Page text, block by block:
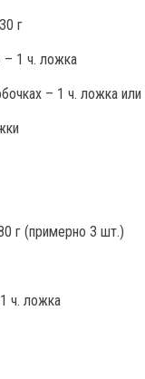
г
– 1 ч. ложка
– 1 ч. ложка или
г (примерно 3 шт.)
ч. ложка